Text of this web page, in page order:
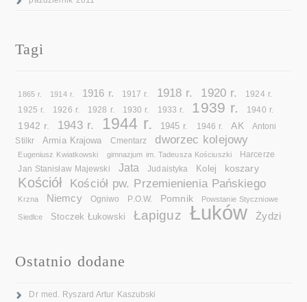
Tagi
1865 r. 1914 r. 1916 r. 1917 r. 1918 r. 1920 r. 1924 r.
1925 r. 1926 r. 1928 r. 1930 r. 1933 r. 1939 r. 1940 r.
1942 r. 1943 r. 1944 r. 1945 r. 1946 r. AK
Antoni
Stilkr
Armia Krajowa Cmentarz dworzec kolejowy
Eugeniusz Kwiatkowski gimnazjum im. Tadeusza Kościuszki Harcerze
Jan Stanisław Majewski Jata Judaistyka Kolej koszary
Kościół Kościół pw. Przemienienia Pańskiego
Krzna Niemcy Ogniwo P.O.W. Pomnik Powstanie Styczniowe
Siedlce Stoczek Łukowski Łapiguz Łuków Żydzi
Ostatnio dodane
Dr med. Ryszard Artur Kaszubski